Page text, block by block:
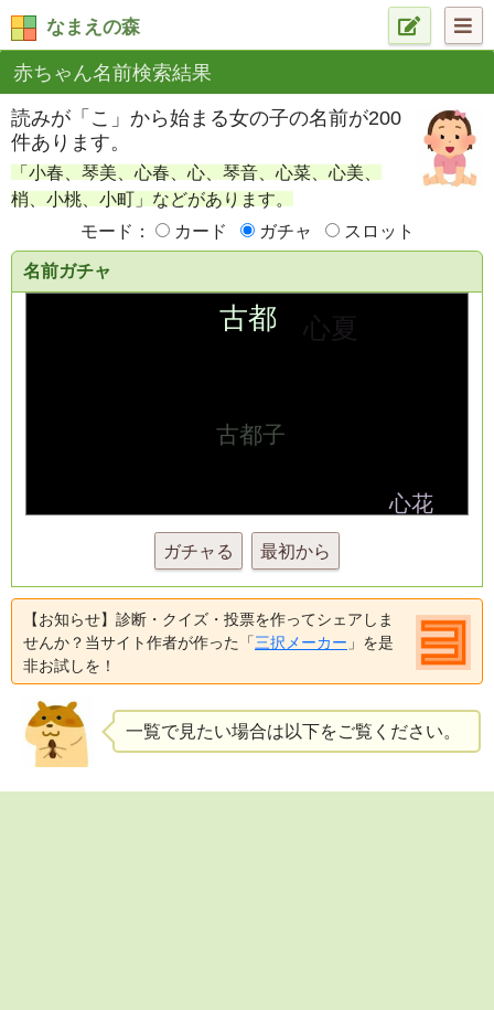
なまえの森
赤ちゃん名前検索結果
読みが「こ」から始まる女の子の名前が200
件あります。
「小春、琴美、心春、心、琴音、心菜、心美、
梢、小桃、小町」などがあります。
モード：
カード ガチャ スロット
名前ガチャ
ガチャる 最初から
【お知らせ】診断・クイズ・投票を作ってシェアしま
せんか？当サイト作者が作った「三択メーカー 」を是
非お試しを！
一覧で見たい場合は以下をご覧ください。